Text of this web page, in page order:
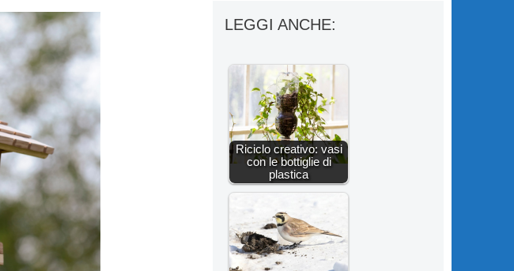
LEGGI ANCHE:
Riciclo creativo: vasi
con le bottiglie di
plastica